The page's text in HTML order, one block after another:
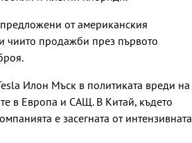
от американския
чиито продажби през първото
Илон Мъск в политиката вреди на
в Европа и САЩ. В Китай, където
е засегната от интензивната